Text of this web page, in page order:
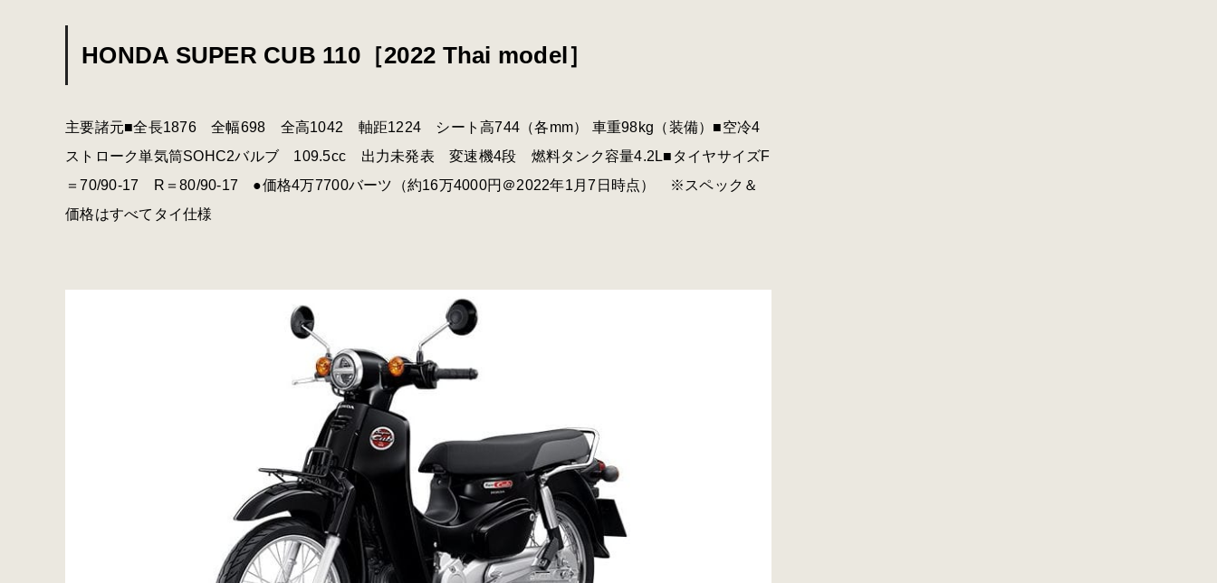
HONDA SUPER CUB 110［2022 Thai model］
主要諸元■全長1876 全幅698 全高1042 軸距1224 シート高744（各mm） 車重98kg（装備）■空冷4
ストローク単気筒SOHC2バルブ 109.5cc 出力未発表 変速機4段 燃料タンク容量4.2L■タイヤサイズF
＝70/90-17 R＝80/90-17 ●価格4万7700バーツ（約16万4000円＠2022年1月7日時点） ※スペック＆
価格はすべてタイ仕様